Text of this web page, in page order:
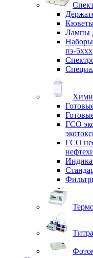
Лампы
Наборы
пэ-5ххх
ГСО
ГСО